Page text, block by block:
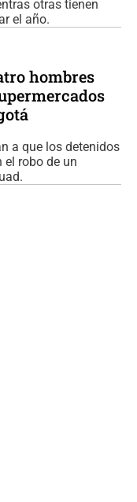
otras tienen
el año.
hombres
a que los detenidos
robo de un